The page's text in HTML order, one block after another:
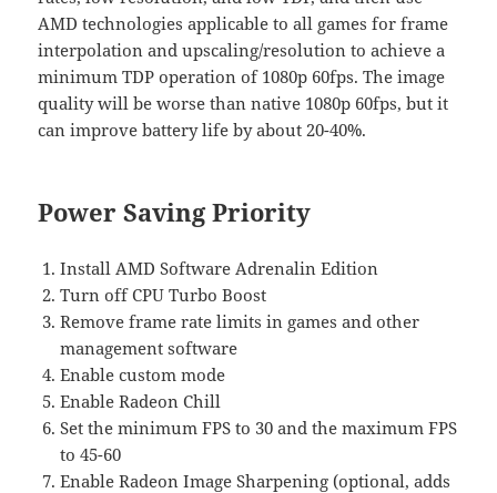
AMD technologies applicable to all games for frame
interpolation and upscaling/resolution to achieve a
minimum TDP operation of 1080p 60fps. The image
quality will be worse than native 1080p 60fps, but it
can improve battery life by about 20-40%.
Power Saving Priority
Install AMD Software Adrenalin Edition
Turn off CPU Turbo Boost
Remove frame rate limits in games and other
management software
Enable custom mode
Enable Radeon Chill
Set the minimum FPS to 30 and the maximum FPS
to 45-60
Enable Radeon Image Sharpening (optional, adds